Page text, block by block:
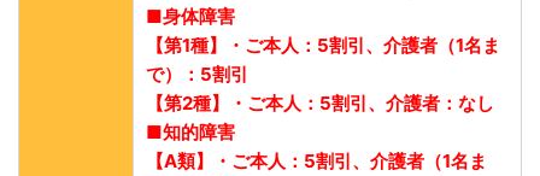
■身体障害
【第1種】・ご本人：5割引、介護者（1名ま
で）：5割引
【第2種】・ご本人：5割引、介護者：なし
■知的障害
【A類】・ご本人：5割引、介護者（1名ま